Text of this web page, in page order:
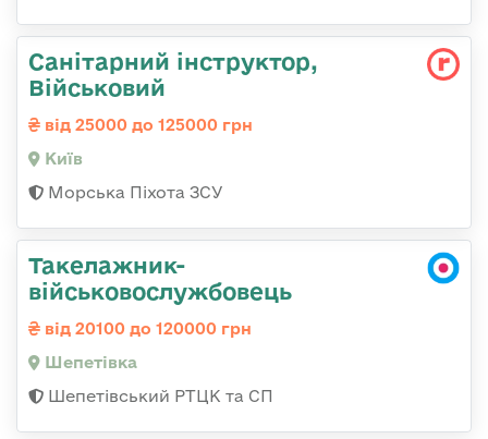
Санітарний інструктор,
Військовий
від 25000 до 125000 грн
Київ
Морська Піхота ЗСУ
Такелажник-
військовослужбовець
від 20100 до 120000 грн
Шепетівка
Шепетівський РТЦК та СП